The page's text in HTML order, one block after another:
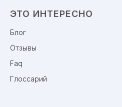
ЭТО ИНТЕРЕСНО
Блог
Отзывы
Faq
Глоссарий